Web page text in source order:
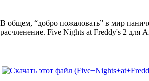
В общем, “добро пожаловать” в мир
расчленение. Five Nights at Freddy's 2 для